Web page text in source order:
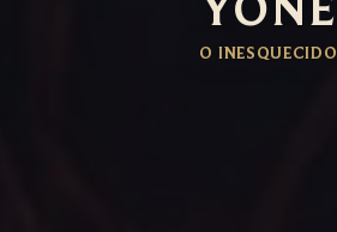
O INESQUECIDO